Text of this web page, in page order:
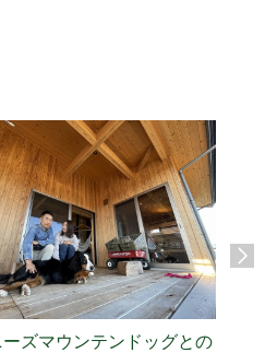
ズマウンテンドッグとの